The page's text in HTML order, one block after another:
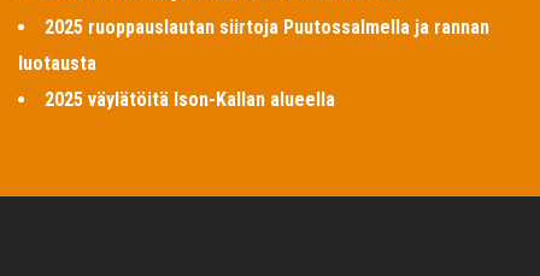
2025 ruoppauslautan siirtoja Puutossalmella ja rannan
luotausta
2025 väylätöitä Ison-Kallan alueella